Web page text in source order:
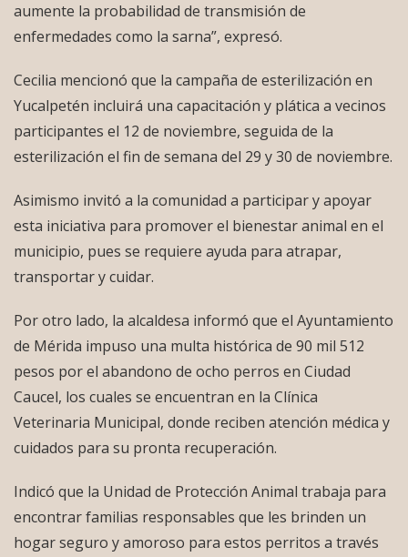
aumente la probabilidad de transmisión de
enfermedades como la sarna”, expresó.
Cecilia mencionó que la campaña de esterilización en
Yucalpetén incluirá una capacitación y plática a vecinos
participantes el 12 de noviembre, seguida de la
esterilización el fin de semana del 29 y 30 de noviembre.
Asimismo invitó a la comunidad a participar y apoyar
esta iniciativa para promover el bienestar animal en el
municipio, pues se requiere ayuda para atrapar,
transportar y cuidar.
Por otro lado, la alcaldesa informó que el Ayuntamiento
de Mérida impuso una multa histórica de 90 mil 512
pesos por el abandono de ocho perros en Ciudad
Caucel, los cuales se encuentran en la Clínica
Veterinaria Municipal, donde reciben atención médica y
cuidados para su pronta recuperación.
Indicó que la Unidad de Protección Animal trabaja para
encontrar familias responsables que les brinden un
hogar seguro y amoroso para estos perritos a través